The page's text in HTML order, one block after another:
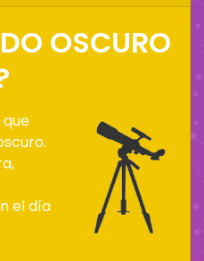
OSCURO
que
el día